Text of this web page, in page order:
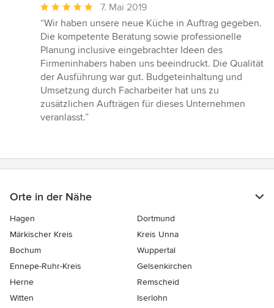
Durchschnittliche
Bewertung:
5
von
5
Sternen
7. Mai 2019
“Wir haben unsere neue Küche in Auftrag gegeben.
Die kompetente Beratung sowie professionelle
Planung inclusive eingebrachter Ideen des
Firmeninhabers haben uns beeindruckt. Die Qualität
der Ausführung war gut. Budgeteinhaltung und
Umsetzung durch Facharbeiter hat uns zu
zusätzlichen Aufträgen für dieses Unternehmen
veranlasst.”
Orte in der Nähe
Hagen
Dortmund
Märkischer Kreis
Kreis Unna
Bochum
Wuppertal
Ennepe-Ruhr-Kreis
Gelsenkirchen
Herne
Remscheid
Witten
Iserlohn